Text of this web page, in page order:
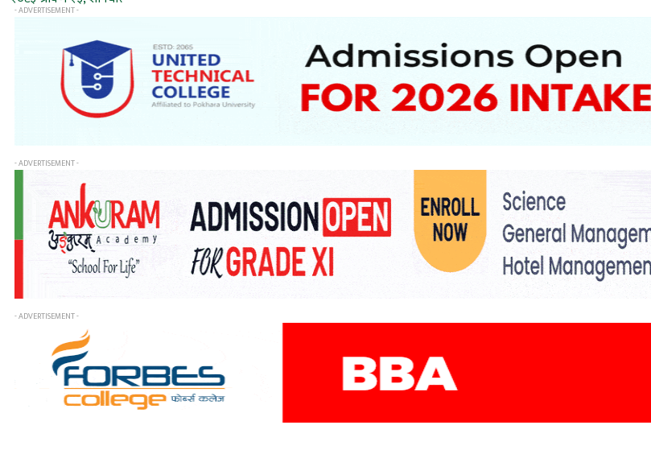
- ADVERTISEMENT -
- ADVERTISEMENT -
- ADVERTISEMENT -